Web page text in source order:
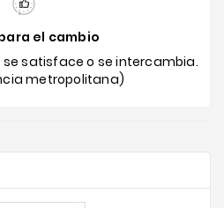
el cambio
se satisface o se intercambia.
metropolitana)